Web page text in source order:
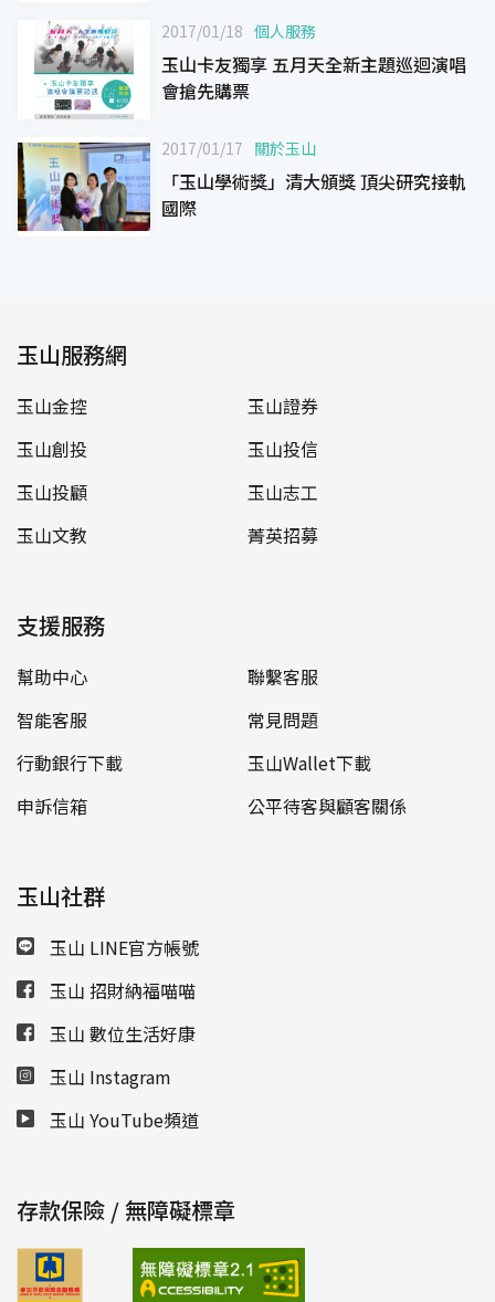
2017/01/18 個人服務
玉山卡友獨享 五月天全新主題巡迴演唱
會搶先購票
2017/01/17 關於玉山
「玉山學術獎」清大頒獎 頂尖研究接軌
國際
玉山服務網
玉山金控
玉山證券
玉山創投
玉山投信
玉山投顧
玉山志工
玉山文教
菁英招募
支援服務
幫助中心
聯繫客服
智能客服
常見問題
行動銀行下載
玉山Wallet下載
申訴信箱
公平待客與顧客關係
玉山社群
玉山 LINE官方帳號
玉山 招財納福喵喵
玉山 數位生活好康
玉山 Instagram
玉山 YouTube頻道
存款保險 / 無障礙標章